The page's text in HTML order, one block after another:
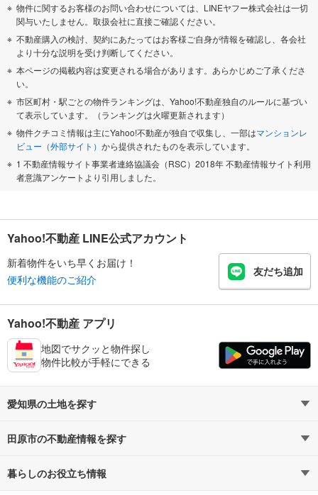
物件に関するお客様のお問い合わせについては、LINEヤフー株式会社は一切
関与いたしません。取扱会社に直接ご確認ください。
不動産購入の検討、契約にあたってはお客様ご自身が情報を確認し、各会社
より十分な説明を受け判断してください。
本ページの掲載内容は変更される場合があります。あらかじめご了承くださ
い。
市区町村・駅ごとの物件ランキングは、Yahoo!不動産独自のルールに基づい
て表示しています。（ランキングは火曜更新されます）
物件クチコミ情報は主にYahoo!不動産が独自で収集し、一部はマンションレ
ビュー（外部サイト） から提供されたものを表示しています。
1 不動産情報サイト事業者連絡協議会（RSC）2018年 不動産情報サイト利用
者意識アンケートより引用しました。
Yahoo!不動産 LINE公式アカウント
新着物件をいち早くお届け！
便利な機能のご紹介
友だち追加
Yahoo!不動産 アプリ
地図でサクッと物件探し
物件比較が手軽にできる
愛知県の土地を探す
路線・駅から探す
通勤・通学時間から探す
田原市の不動産情報を探す
不動産・住宅
暮らしのお役立ち情報